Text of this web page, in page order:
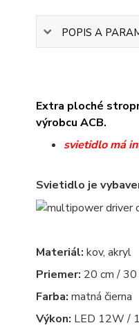
POPIS A
Extra ploché
výrobcu ACB.
svietidlo má
Svietidlo je
Materiál: kov, akryl
Priemer: 20 cm /
Farba: matná čierna
Výkon: LED 12W /